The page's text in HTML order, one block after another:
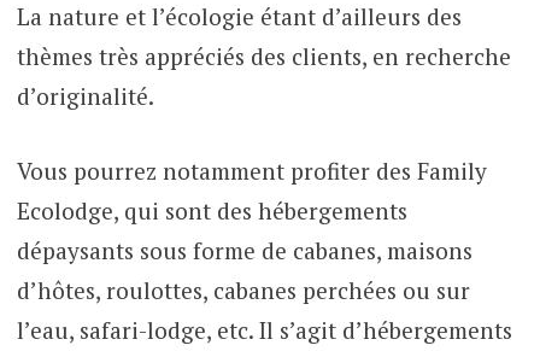
La nature et l’écologie étant d’ailleurs des
thèmes très appréciés des clients, en recherche
d’originalité.
Vous pourrez notamment profiter des Family
Ecolodge, qui sont des hébergements
dépaysants sous forme de cabanes, maisons
d’hôtes, roulottes, cabanes perchées ou sur
l’eau, safari-lodge, etc. Il s’agit d’hébergements